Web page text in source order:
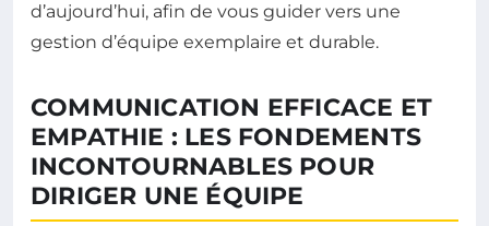
d’aujourd’hui, afin de vous guider vers une
gestion d’équipe exemplaire et durable.
COMMUNICATION EFFICACE ET
EMPATHIE : LES FONDEMENTS
INCONTOURNABLES POUR
DIRIGER UNE ÉQUIPE